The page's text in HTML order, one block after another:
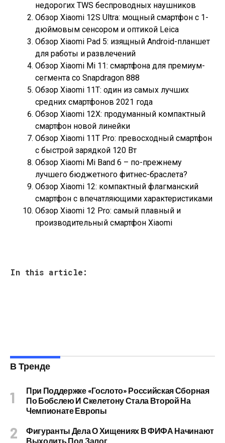
недорогих TWS беспроводных наушников
Обзор Xiaomi 12S Ultra: мощный смартфон с 1-
дюймовым сенсором и оптикой Leica
Обзор Xiaomi Pad 5: изящный Android-планшет
для работы и развлечений
Обзор Xiaomi Mi 11: смартфона для премиум-
сегмента со Snapdragon 888
Обзор Xiaomi 11T: один из самых лучших
средних смартфонов 2021 года
Обзор Xiaomi 12X: продуманный компактный
смартфон новой линейки
Обзор Xiaomi 11T Pro: превосходный смартфон
с быстрой зарядкой 120 Вт
Обзор Xiaomi Mi Band 6 – по-прежнему
лучшего бюджетного фитнес-браслета?
Обзор Xiaomi 12: компактный флагманский
смартфон с впечатляющими характеристиками
Обзор Xiaomi 12 Pro: самый плавный и
производительный смартфон Xiaomi
In this article:
В Тренде
При Поддержке «Гослото» Российская Сборная
По Бобслею И Скелетону Стала Второй На
Чемпионате Европы
Фигуранты Дела О Хищениях В ФИФА Начинают
Выходить Под Залог